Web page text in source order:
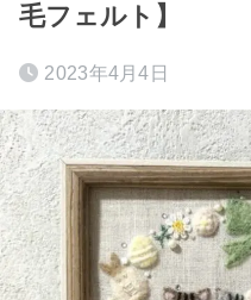
毛フェルト】
2023年4月4日